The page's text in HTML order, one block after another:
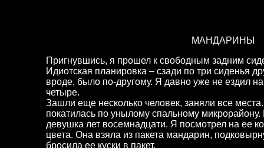
МАНДАРИНЫ
Пригнувшись, я прошел к свободным задним
Идиотская планировка – сзади по три сиденья
вроде, было по-другому. Я давно уже не ездил
четыре.
Зашли еще несколько человек, заняли все
покатилась по унылому спальному
девушка лет восемнадцати. Я посмотрел на ее
цвета. Она взяла из пакета мандарин,
бросила ее куски в пакет.